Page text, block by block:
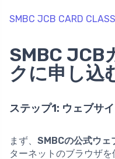
SMBC JCB CARD
SMBC JCB
クに申し込
ステップ1: ウェブサ
まず、 SMBCの公式ウェ
ターネットのブラウザ